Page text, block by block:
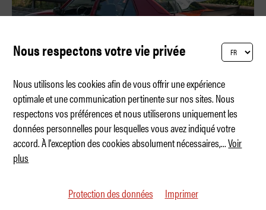
La famille Alfa fête son anniversaire
Nous respectons votre vie privée
Nous utilisons les cookies afin de vous offrir une expérience
optimale et une communication pertinente sur nos sites. Nous
respectons vos préférences et nous utiliserons uniquement les
données personnelles pour lesquelles vous avez indiqué votre
accord. À l'exception des cookies absolument nécessaires,...Voir
plus
Protection des données Imprimer